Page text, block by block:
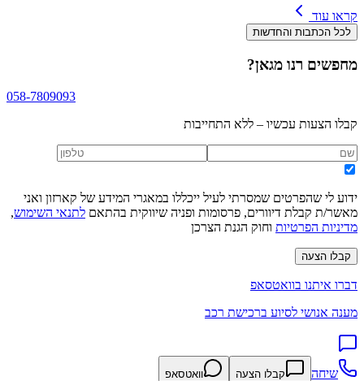
קראו עוד
לכל הכתבות והחדשות
מחפשים רנו מגאן?
058-7809093
קבלו הצעות עכשיו – ללא התחייבות
ידוע לי שהפרטים שמסרתי לעיל ייכללו במאגרי המידע של קארזון ואני
מאשר/ת קבלת דיוורים, פרסומות ופניה שיווקית בהתאם לתנאי השימוש,
מדיניות הפרטיות וחוק הגנת הצרכן
קבלו הצעה
דברו איתנו בוואטסאפ
מענה אנושי לסיוע ברכישת רכב
שיחה קבלו הצעה וואטסאפ